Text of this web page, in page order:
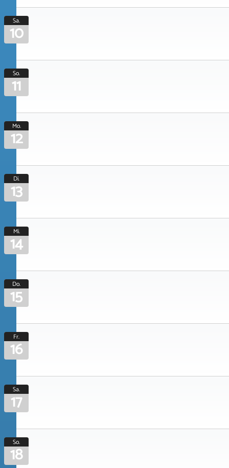
Sa.
10
So.
11
Mo.
12
Di.
13
Mi.
14
Do.
15
Fr.
16
Sa.
17
So.
18